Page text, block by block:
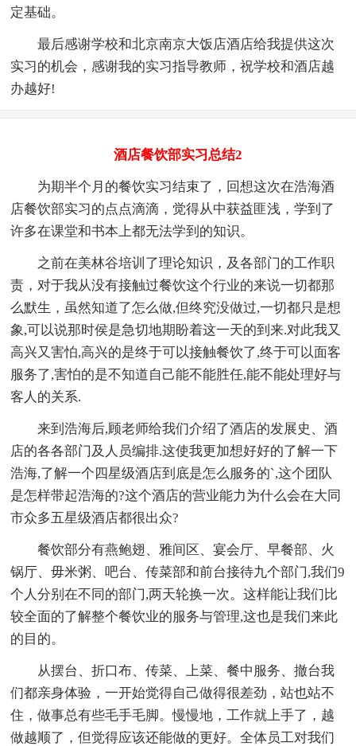
定基础。
最后感谢学校和北京南京大饭店酒店给我提供这次
实习的机会，感谢我的实习指导教师，祝学校和酒店越
办越好!
酒店餐饮部实习总结2
为期半个月的餐饮实习结束了，回想这次在浩海酒
店餐饮部实习的点点滴滴，觉得从中获益匪浅，学到了
许多在课堂和书本上都无法学到的知识。
之前在美林谷培训了理论知识，及各部门的工作职
责，对于我从没有接触过餐饮这个行业的来说一切都那
么默生，虽然知道了怎么做,但终究没做过,一切都只是想
象,可以说那时侯是急切地期盼着这一天的到来.对此我又
高兴又害怕,高兴的是终于可以接触餐饮了,终于可以面客
服务了,害怕的是不知道自己能不能胜任,能不能处理好与
客人的关系.
来到浩海后,顾老师给我们介绍了酒店的发展史、酒
店的各各部门及人员编排.这使我更加想好好的了解一下
浩海,了解一个四星级酒店到底是怎么服务的`,这个团队
是怎样带起浩海的?这个酒店的营业能力为什么会在大同
市众多五星级酒店都很出众?
餐饮部分有燕鲍翅、雅间区、宴会厅、早餐部、火
锅厅、毋米粥、吧台、传菜部和前台接待九个部门,我们9
个人分别在不同的部门,两天轮换一次。这样能让我们比
较全面的了解整个餐饮业的服务与管理,这也是我们来此
的目的。
从摆台、折口布、传菜、上菜、餐中服务、撤台我
们都亲身体验，一开始觉得自己做得很差劲，站也站不
住，做事总有些毛手毛脚。慢慢地，工作就上手了，越
做越顺了，但觉得应该还能做的更好。全体员工对我们